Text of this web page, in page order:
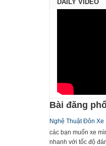
DAILY VIDEO
Bài đăng
Nghệ Thuật Đôn Xe
các bạn muốn xe
nhanh với tốc độ